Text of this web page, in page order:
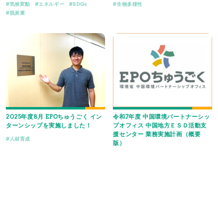
気候変動 エネルギー
SDGs
脱炭素
生物多様性
2025年度8月 EPOちゅうごく イン
ターンシップを実施しました！
人材育成
令和7年度 中国環境パートナーシッ
プオフィス 中国地方ＥＳＤ活動支
援センター 業務実施計画（概要
版）